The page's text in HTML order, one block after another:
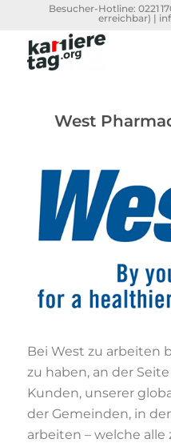
Besucher-Hotline:0221
erreichbar) |
West
Bei West zu arbeiten
zu haben, an der
Kunden, unserer
der Gemeinden, in
arbeiten – welche